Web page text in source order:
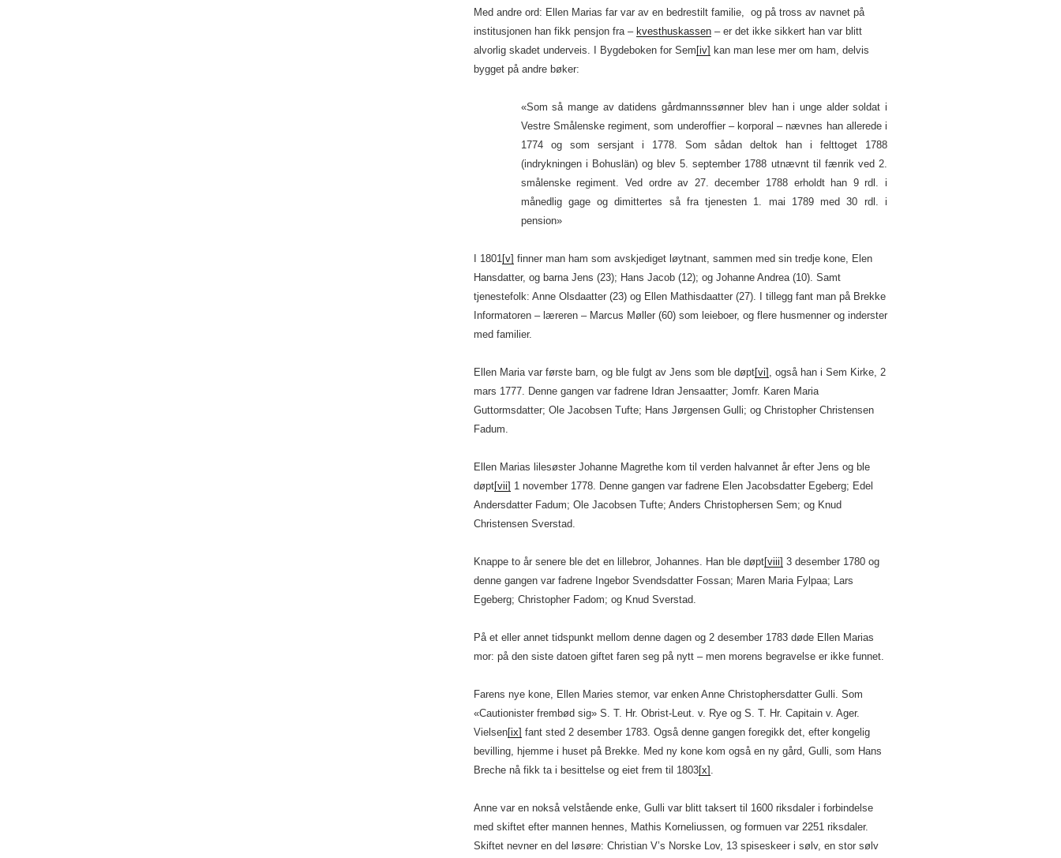
Med andre ord: Ellen Marias far var av en bedrestilt familie, og på tross av navnet på
institusjonen han fikk pensjon fra – kvesthuskassen– er det ikke sikkert han var blitt
alvorlig skadet underveis. I Bygdeboken for Sem [iv] kan man lese mer om ham, delvis
bygget på andre bøker:
«Som så mange av datidens gårdmannssønner blev han i unge alder soldat i
Vestre Smålenske regiment, som underoffier – korporal – nævnes han allerede i
1774 og som sersjant i 1778. Som sådan deltok han i felttoget 1788
(indrykningen i Bohuslän) og blev 5. september 1788 utnævnt til fænrik ved 2.
smålenske regiment. Ved ordre av 27. december 1788 erholdt han 9 rdl. i
månedlig gage og dimittertes så fra tjenesten 1. mai 1789 med 30 rdl. i
pension»
I 1801[v] finner man ham som avskjediget løytnant, sammen med sin tredje kone, Elen
Hansdatter, og barna Jens (23); Hans Jacob (12); og Johanne Andrea (10). Samt
tjenestefolk: Anne Olsdaatter (23) og Ellen Mathisdaatter (27). I tillegg fant man på Brekke
Informatoren – læreren – Marcus Møller (60) som leieboer, og flere husmenner og inderster
med familier.
Ellen Maria var første barn, og ble fulgt av Jens som ble døpt[vi] , også han i Sem Kirke, 2
mars 1777. Denne gangen var fadrene Idran Jensaatter; Jomfr. Karen Maria
Guttormsdatter; Ole Jacobsen Tufte; Hans Jørgensen Gulli; og Christopher Christensen
Fadum.
Ellen Marias lilesøster Johanne Magrethe kom til verden halvannet år efter Jens og ble
døpt[vii] 1 november 1778. Denne gangen var fadrene Elen Jacobsdatter Egeberg; Edel
Andersdatter Fadum; Ole Jacobsen Tufte; Anders Christophersen Sem; og Knud
Christensen Sverstad.
Knappe to år senere ble det en lillebror, Johannes. Han ble døpt[viii] 3 desember 1780 og
denne gangen var fadrene Ingebor Svendsdatter Fossan; Maren Maria Fylpaa; Lars
Egeberg; Christopher Fadom; og Knud Sverstad.
På et eller annet tidspunkt mellom denne dagen og 2 desember 1783 døde Ellen Marias
mor: på den siste datoen giftet faren seg på nytt – men morens begravelse er ikke funnet.
Farens nye kone, Ellen Maries stemor, var enken Anne Christophersdatter Gulli. Som
«Cautionister frembød sig» S. T. Hr. Obrist-Leut. v. Rye og S. T. Hr. Capitain v. Ager.
Vielsen[ix] fant sted 2 desember 1783. Også denne gangen foregikk det, efter kongelig
bevilling, hjemme i huset på Brekke. Med ny kone kom også en ny gård, Gulli, som Hans
Breche nå fikk ta i besittelse og eiet frem til 1803[x] .
Anne var en nokså velstående enke, Gulli var blitt taksert til 1600 riksdaler i forbindelse
med skiftet efter mannen hennes, Mathis Korneliussen, og formuen var 2251 riksdaler.
Skiftet nevner en del løsøre: Christian V’s Norske Lov, 13 spiseskeer i sølv, en stor sølv